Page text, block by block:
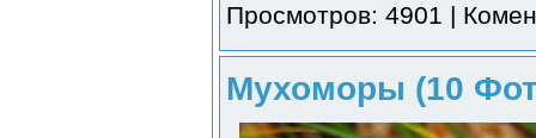
Просмотров: 4901 |
Мухоморы (10